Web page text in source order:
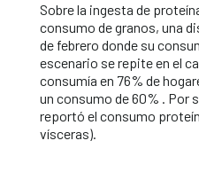
Sobre la ingesta de
consumo de granos, una
de febrero donde su
escenario se repite en el
consumía en 76% de
un consumo de 60% . Por
reportó el consumo
vísceras).